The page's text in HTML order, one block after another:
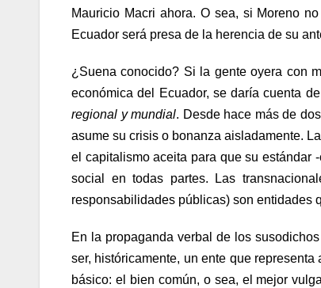
Mauricio Macri ahora. O sea, si Moreno
Ecuador será presa de la herencia de su
¿Suena conocido? Si la gente oyera con
económica del Ecuador, se daría cuenta
regional y mundial. Desde hace más de
asume su crisis o bonanza aisladamente.
el capitalismo aceita para que su estándar
social en todas partes. Las
responsabilidades públicas) son entidades
En la propaganda verbal de los
ser, históricamente, un ente que
básico: el bien común, o sea, el mejor